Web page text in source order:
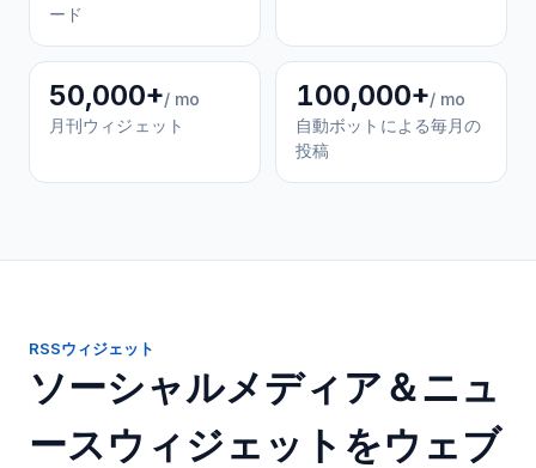
ード
50,000+/ mo
月刊ウィジェット
100,000+/ mo
自動ボットによる毎月の
投稿
RSSウィジェット
ソーシャルメディア＆ニュ
ースウィジェットをウェブ